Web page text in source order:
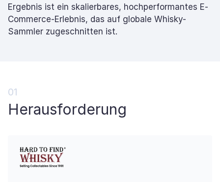
Ergebnis ist ein skalierbares, hochperformantes E-
Commerce-Erlebnis, das auf globale Whisky-
Sammler zugeschnitten ist.
01
Herausforderung